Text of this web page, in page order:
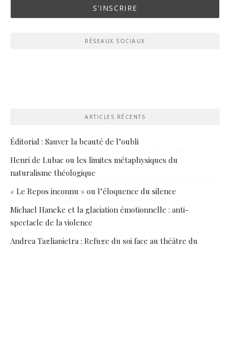
RÉSEAUX SOCIAUX
ARTICLES RÉCENTS
Éditorial : Sauver la beauté de l’oubli
Henri de Lubac ou les limites métaphysiques du
naturalisme théologique
« Le Repos inconnu » ou l’éloquence du silence
Michael Haneke et la glaciation émotionnelle : anti-
spectacle de la violence
Andrea Tagliapietra : Refuge du soi face au théâtre du